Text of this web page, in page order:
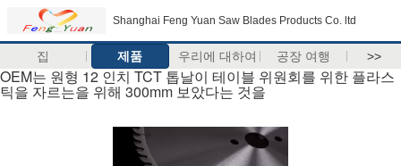
Shanghai Feng Yuan Saw Blades Products Co. ltd
집 제품 우리에 대하여 공장 여행 >>
OEM는 원형 12 인치 TCT 톱날이 테이블 위원회를 위한 플라스
틱을 자르는을 위해 300mm 보았다는 것을